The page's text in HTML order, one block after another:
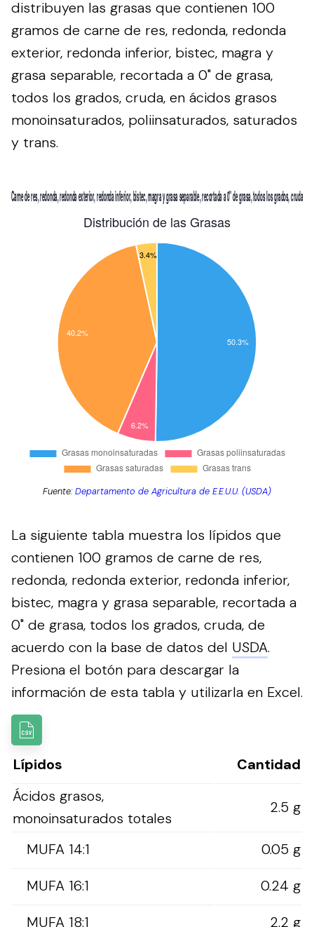
distribuyen las grasas que contienen 100
gramos de carne de res, redonda, redonda
exterior, redonda inferior, bistec, magra y
grasa separable, recortada a 0" de grasa,
todos los grados, cruda, en ácidos grasos
monoinsaturados, poliinsaturados, saturados
y trans.
Fuente:Departamento de Agricultura de E.E.U.U. (USDA)
La siguiente tabla muestra los lípidos que
contienen 100 gramos de carne de res,
redonda, redonda exterior, redonda inferior,
bistec, magra y grasa separable, recortada a
0" de grasa, todos los grados, cruda, de
acuerdo con la base de datos del USDA.
Presiona el botón para descargar la
información de esta tabla y utilizarla en Excel.
Lípidos
Cantidad
Ácidos grasos,
monoinsaturados totales
2.5 g
MUFA 14:1
0.05 g
MUFA 16:1
0.24 g
MUFA 18:1
2.2 g